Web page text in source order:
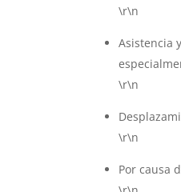
\r\n
Asistencia
\r\n
\r\n
Por causa